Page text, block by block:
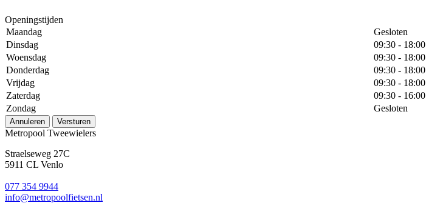
Openingstijden
Maandag
Gesloten
Dinsdag
09:30 - 18:00
Woensdag
09:30 - 18:00
Donderdag
09:30 - 18:00
Vrijdag
09:30 - 18:00
Zaterdag
09:30 - 16:00
Zondag
Gesloten
Annuleren Versturen
Metropool Tweewielers
Straelseweg 27C
5911 CL Venlo
077 354 9944
info@metropoolfietsen.nl